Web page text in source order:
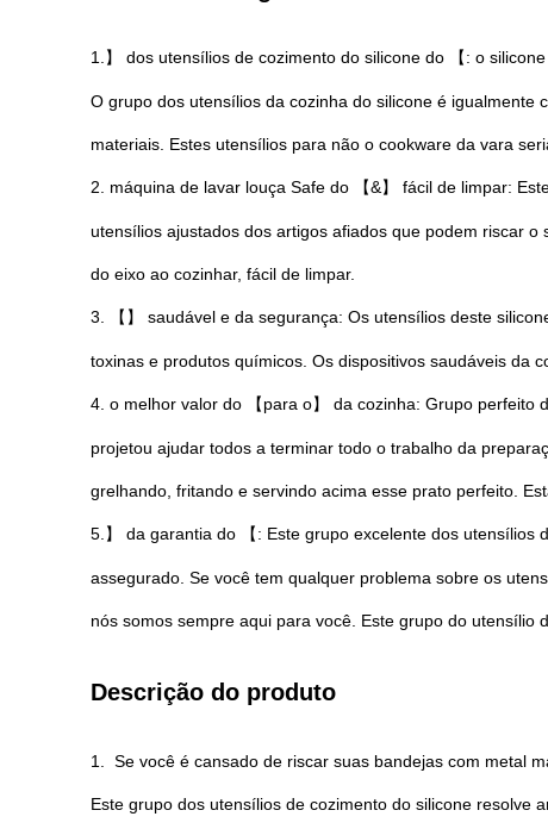
1.】 dos utensílios de cozimento do silicone do 【: o
O grupo dos utensílios da cozinha do silicone é
materiais. Estes utensílios para não o cookware da vara
2. máquina de lavar louça Safe do 【&】 fácil de limpar:
utensílios ajustados dos artigos afiados que podem riscar
do eixo ao cozinhar, fácil de limpar.
3. 【】 saudável e da segurança: Os utensílios deste
toxinas e produtos químicos. Os dispositivos saudáveis da
4. o melhor valor do 【para o】 da cozinha: Grupo
projetou ajudar todos a terminar todo o trabalho da
grelhando, fritando e servindo acima esse prato perfeito.
5.】 da garantia do 【: Este grupo excelente dos
assegurado. Se você tem qualquer problema sobre os
nós somos sempre aqui para você. Este grupo do utensílio
Descrição do produto
1. Se você é cansado de riscar suas bandejas com metal
Este grupo dos utensílios de cozimento do silicone resolve